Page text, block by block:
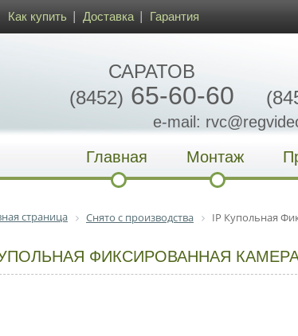
Как купить Доставка Гарантия
САРАТОВ
(8452) 65-60-60
e-mail:
Главная Монтаж
страница Снято с производства IP Купольная
ФИКСИРОВАННАЯ КАМЕРА